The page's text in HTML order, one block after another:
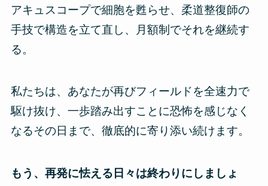
アキュスコープで細胞を甦らせ、柔道整復師の
手技で構造を立て直し、月額制でそれを継続す
る。
私たちは、あなたが再びフィールドを全速力で
駆け抜け、一歩踏み出すことに恐怖を感じなく
なるその日まで、徹底的に寄り添い続けます。
もう、再発に怯える日々は終わりにしましょ